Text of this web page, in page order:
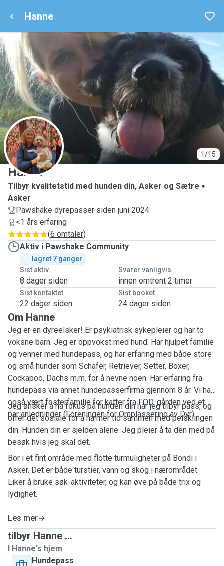
Hanne
1/15
H
Hanne
Tilbyr kvalitetstid med hunden din, Asker og Sætre
Asker
Pawshake dyrepasser siden juni 2024
<1 års erfaring
(6 omtaler)
Aktiv i Pawshake Community
lagret 7 ganger
Sist aktiv
8 dager siden
Svarer vanligvis
innen omtrent 2 timer
Sist kontaktet
22 dager siden
Sist booket
24 dager siden
Om Hanne
Jeg er en dyreelsker! Er psykiatrisk sykepleier og har to
voksne barn. Jeg er oppvokst med hund. Har hjulpet familie
og venner med hundepass, og har erfaring med både store
og små hunder som Schafer, Retriever, Setter, Boxer,
Cockapoo, Dachs m.m. for å nevne noen. Har erfaring fra
hundepass via annet hundepasserfirma gjennom 8 år. Vi har
også vært fosterfamilie for katter fra FOD-gården ved et
par anledninger (Foreningen for Omplassering av Dyr).
Jeg ønsker å ha fokus på hunden din når jeg tilbyr pass, og
ofrer det sosiale for å ha mer tid sammen med pelsklingen
din. Hunden din er sjelden alene. Jeg pleier å ta den med på
besøk hvis jeg skal det.
Bor i et fint område med flotte turmuligheter på Bondi i
Asker. Det er både turstier, vann og skog i nærområdet.
Liker å bruke søk-aktiviteter, og kan øve på både trix og
lydighet.
Les mer
tilbyr Hanne ...
I Hanne's hjem
Hundepass